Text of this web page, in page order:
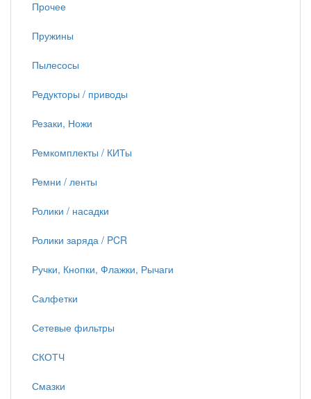
Прочее
Пружины
Пылесосы
Редукторы / приводы
Резаки, Ножи
Ремкомплекты / КИТы
Ремни / ленты
Ролики / насадки
Ролики заряда / PCR
Ручки, Кнопки, Флажки, Рычаги
Салфетки
Сетевые фильтры
СКОТЧ
Смазки